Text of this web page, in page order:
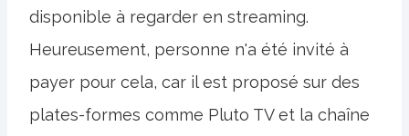
disponible à regarder en streaming.
Heureusement, personne n'a été invité à
payer pour cela, car il est proposé sur des
plates-formes comme Pluto TV et la chaîne